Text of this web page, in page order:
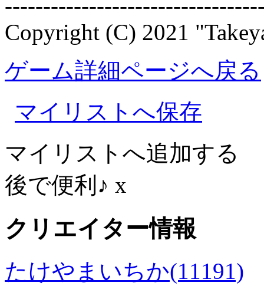
Copyright (C) 2021
ゲーム詳細ページへ戻る
マイリストへ保存
マイリストへ追加する
後で便利♪ x
クリエイター情報
たけやまいちか(11191)